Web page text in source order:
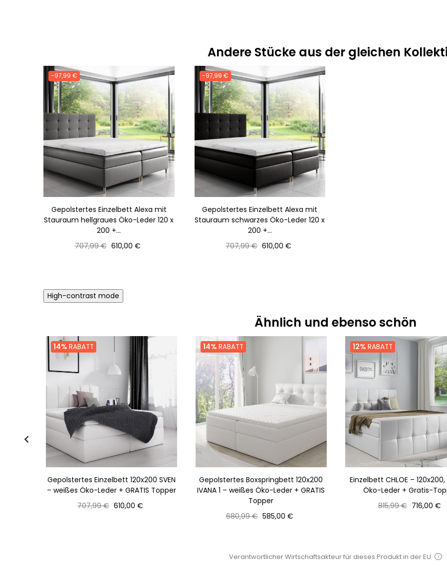
Andere Stücke aus der gleichen
-97,99 €
Gepolstertes Einzelbett Alexa mit
Stauraum hellgraues Öko-Leder 120 x
200 +...
Normaler
707,99 € Preis
610,00 €
-97,99 €
Gepolstertes Einzelbett Alexa mit
Stauraum schwarzes Öko-Leder 120 x
200 +...
Normaler
707,99 € Preis
610,00 €
High-contrast mode
Ähnlich und ebenso schön
14% RABATT
Gepolstertes Einzelbett 120x200 SVEN
– weißes Öko-Leder + GRATIS Topper
Normaler
707,99 € Preis
610,00 €
14% RABATT
Gepolstertes Boxspringbett 120x200
IVANA 1 – weißes Öko-Leder + GRATIS
Topper
Normaler
680,99 € Preis
585,00 €
12% RABATT
Einzelbett CHLOE –
Öko-Leder + Gratis-
Normaler
815,99 € Preis
716,00 €
Verantwortlicher Wirtschaftsakteur für dieses Produkt in der EU